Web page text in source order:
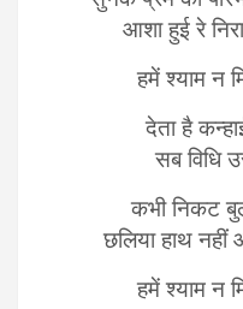
आशा हुई रे
हमें श्याम न
देता है
सब विधि
कभी निकट
छलिया हाथ
हमें श्याम न